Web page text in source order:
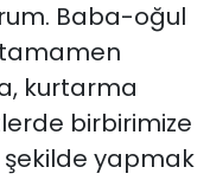
Baba-oğul
tamamen
kurtarma
birbirimize
şekilde yapmak